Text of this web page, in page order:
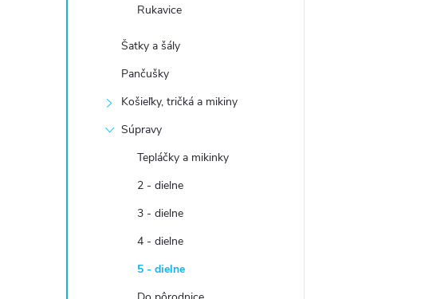
Rukavice
Šatky a šály
Pančušky
Košieľky, tričká a mikiny
Súpravy
Tepláčky a mikinky
2 - dielne
3 - dielne
4 - dielne
5 - dielne